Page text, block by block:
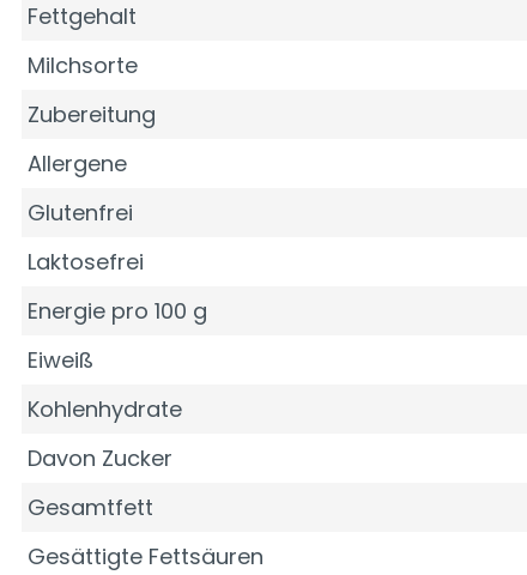
Fettgehalt
Milchsorte
Zubereitung
Allergene
Glutenfrei
Laktosefrei
Energie pro 100 g
Eiweiß
Kohlenhydrate
Davon Zucker
Gesamtfett
Gesättigte Fettsäuren